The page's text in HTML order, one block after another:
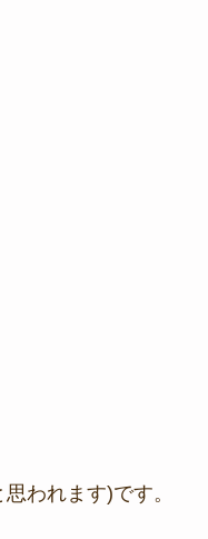
われます)です。